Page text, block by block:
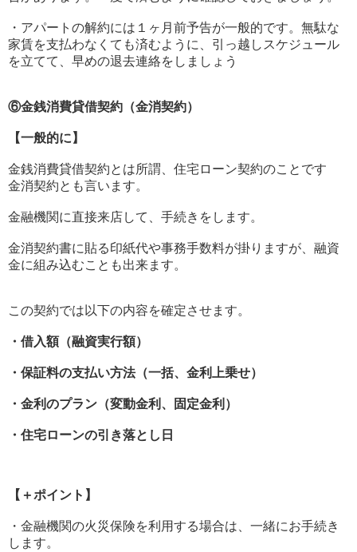
・アパートの解約には１ヶ月前予告が一般的です。無駄な
家賃を支払わなくても済むように、引っ越しスケジュール
を立てて、早めの退去連絡をしましょう
⑥金銭消費貸借契約（金消契約）
【一般的に】
金銭消費貸借契約とは所謂、住宅ローン契約のことです
金消契約とも言います。
金融機関に直接来店して、手続きをします。
金消契約書に貼る印紙代や事務手数料が掛りますが、融資
金に組み込むことも出来ます。
この契約では以下の内容を確定させます。
・借入額（融資実行額）
・保証料の支払い方法（一括、金利上乗せ）
・金利のプラン（変動金利、固定金利）
・住宅ローンの引き落とし日
【＋ポイント】
・金融機関の火災保険を利用する場合は、一緒にお手続き
します。